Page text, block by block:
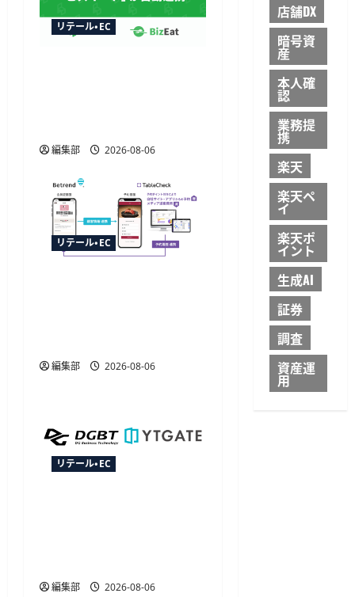
リテール・EC
編集部 2026-08-06
リテール・EC
編集部 2026-08-06
リテール・EC
編集部 2026-08-06
店舗DX
暗号資
産
本人確
認
業務提
携
楽天
楽天ペ
イ
楽天ポ
イント
生成AI
証券
調査
資産運
用